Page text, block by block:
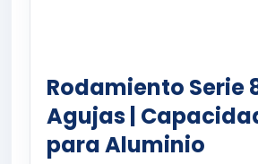
Rodamiento Serie
Agujas |
para Aluminio